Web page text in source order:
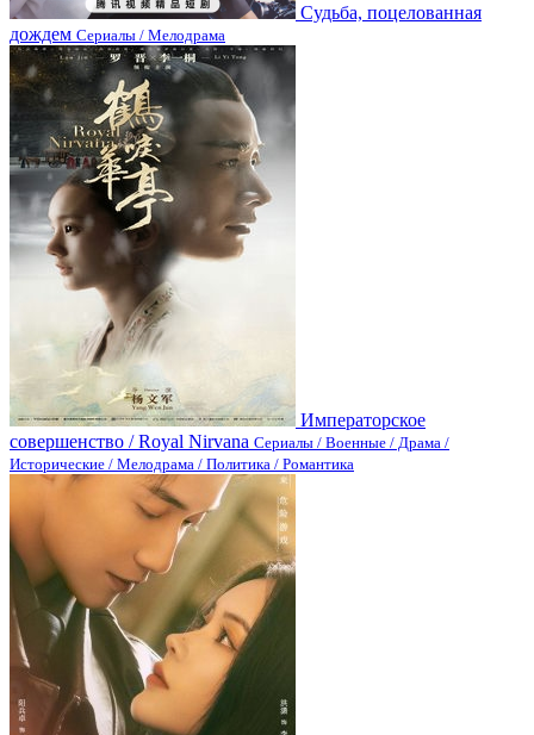
Судьба, поцелованная
дождем Сериалы / Мелодрама
Императорское
совершенство / Royal Nirvana Сериалы / Военные / Драма /
Исторические / Мелодрама / Политика / Романтика